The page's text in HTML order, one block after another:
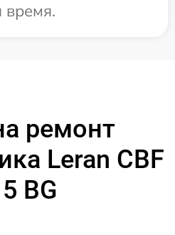
время.
ремонт
Leran CBF
BG